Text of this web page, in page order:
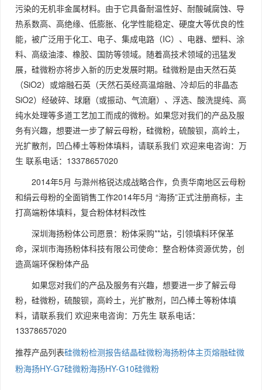
污染的无机非金属材料。由于它具备耐温性好、耐酸碱腐蚀、导
热系数高、高绝缘、低膨胀、化学性能稳定、硬度大等优良的性
能，被广泛用于化工、电子、集成电路（IC）、电器、塑料、涂
料、高级油漆、橡胶、国防等领域。随着高技术领域的迅猛发
展，硅微粉亦将步入新的历史发展时期。硅微粉是由天然石英
（SiO2）或熔融石英（天然石英经高温熔融、冷却后的非晶态
SiO2）经破碎、球磨（或振动、气流磨）、浮选、酸洗提纯、高
纯水处理等多道工艺加工而成的微粉。如果您对我们的产品及服
务有兴趣，想要进一步了解云母粉，硅微粉，硫酸钡，高岭土，
光扩散剂，凹凸棒土等粉体填料，请联系我们 欢迎来电咨询：万
生 联系电话：13378657020
2014年5月 与滁州格锐达成战略合作，负责华南地区云母粉
和绢云母粉的全面销售工作2014年5月 “海扬”正式注册商标，主
打高端粉体填料，复合粉体材料改性
深圳海扬粉体公司愿景：粉体采购**站，引领填料环保革
命，深圳市海扬粉体科技有限公司使命：整合粉体资源优势，创
造高端环保粉体产品
如果您对我们的产品及服务有兴趣，想要进一步了解云母
粉，硅微粉，硫酸钡，高岭土，光扩散剂，凹凸棒土等粉体填
料，请联系我们 欢迎来电咨询：万先生 联系电话：
13378657020
推荐产品列表硅微粉检测报告结晶硅微粉海扬粉体主页熔融硅微
粉海扬HY-G7硅微粉海扬HY-G10硅微粉